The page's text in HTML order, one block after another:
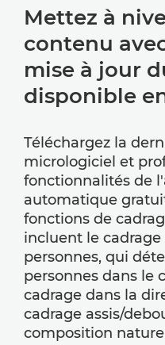
Mettez à
contenu
mise à jour
disponible
Téléchargez la
micrologiciel et
fonctionnalités de
automatique
fonctions de
incluent le
personnes, qui
personnes dans le
cadrage dans la
cadrage assis/
composition